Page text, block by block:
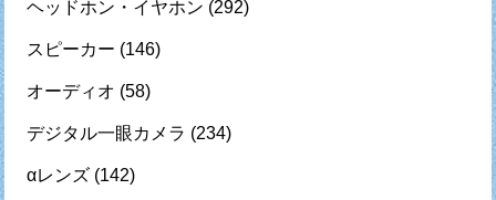
ヘッドホン・イヤホン (292)
スピーカー (146)
オーディオ (58)
デジタル一眼カメラ (234)
αレンズ (142)